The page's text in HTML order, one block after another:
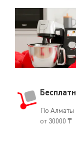
По Алматы
от 30000 ₸